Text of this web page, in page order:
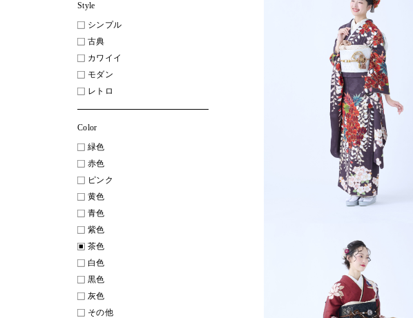
Style
シンプル
古典
カワイイ
モダン
レトロ
Color
緑色
赤色
ピンク
黄色
青色
紫色
茶色
白色
黒色
灰色
その他